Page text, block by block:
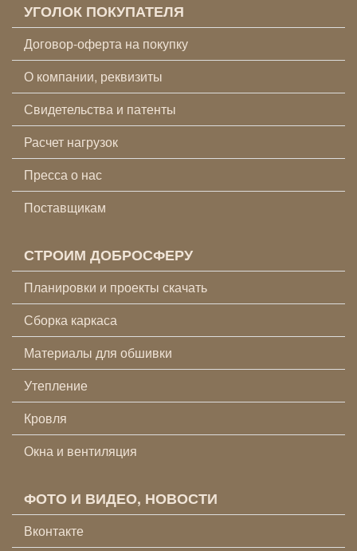
УГОЛОК ПОКУПАТЕЛЯ
Договор-оферта на покупку
О компании, реквизиты
Свидетельства и патенты
Расчет нагрузок
Пресса о нас
Поставщикам
СТРОИМ ДОБРОСФЕРУ
Планировки и проекты скачать
Сборка каркаса
Материалы для обшивки
Утепление
Кровля
Окна и вентиляция
ФОТО И ВИДЕО, НОВОСТИ
Вконтакте